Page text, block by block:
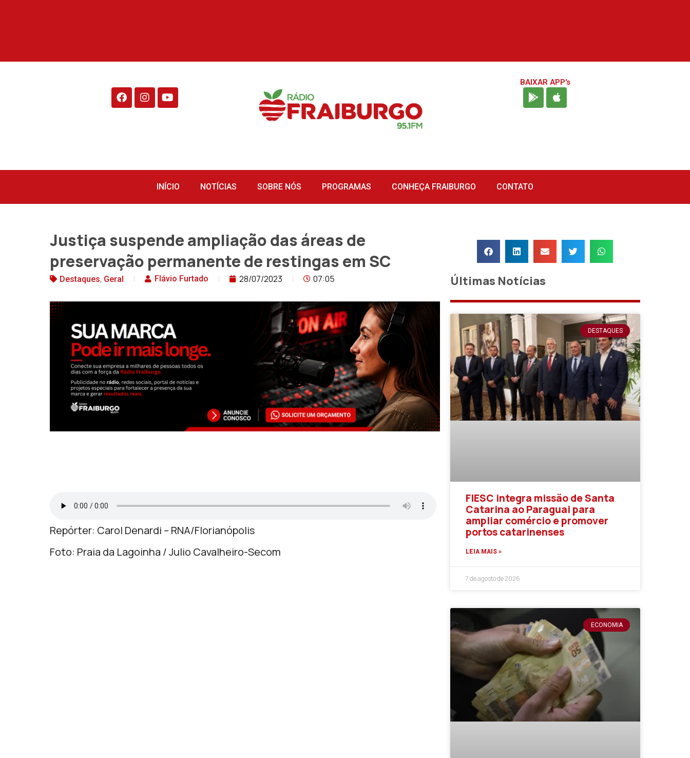
BAIXAR APP's
INÍCIO NOTÍCIAS SOBRE NÓS PROGRAMAS CONHEÇA FRAIBURGO CONTATO
Justiça suspende ampliação das áreas de
preservação permanente de restingas em SC
Destaques, Geral Flávio Furtado 28/07/2023 07:05
Repórter: Carol Denardi – RNA/Florianópolis
Foto: Praia da Lagoinha / Julio Cavalheiro-Secom
Últimas Notícias
DESTAQUES
FIESC integra missão de Santa
Catarina ao Paraguai para
ampliar comércio e promover
portos catarinenses
LEIA MAIS »
7 de agosto de 2026
ECONOMIA